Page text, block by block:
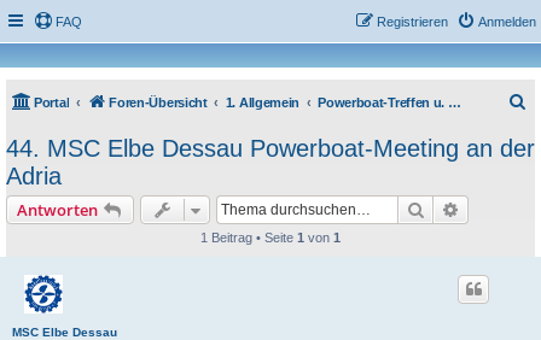
FAQ Anmelden
Registrieren
Portal Foren-Übersicht 1. Allgemein Powerboat-Treffen u. sonstige Veranstaltungen
c
44. MSC Elbe Dessau Powerboat-Meeting an der
Adria
Antworten Suche
1 Beitrag • Seite 1 von 1
MSC Elbe Dessau